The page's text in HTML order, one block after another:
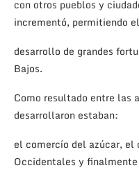
con otros pueblos y
incrementó, permitiendo el
desarrollo de grandes
Bajos.
Como resultado entre las
desarrollaron estaban:
el comercío del azúcar,
Occidentales y